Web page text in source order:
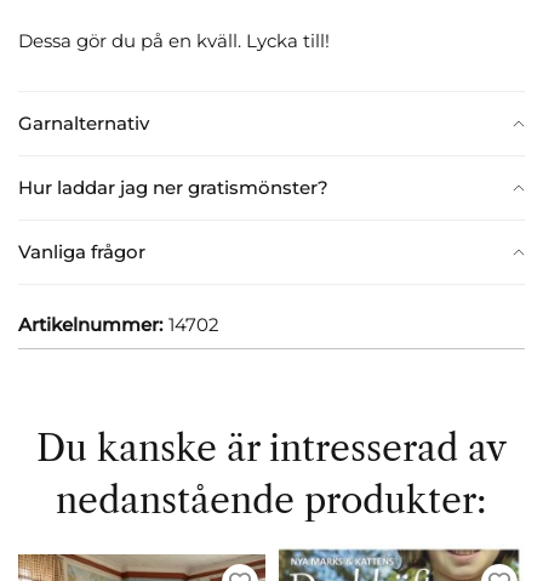
Garnalternativ
Hur laddar jag ner gratismönster?
Vanliga frågor
Dessa gör du på en kväll. Lycka till!
Artikelnummer: 14702
Du kanske är intresserad av
nedanstående produkter: